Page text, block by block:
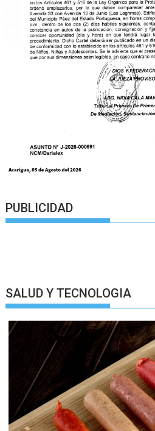
PUBLICIDAD
SALUD Y TECNOLOGIA